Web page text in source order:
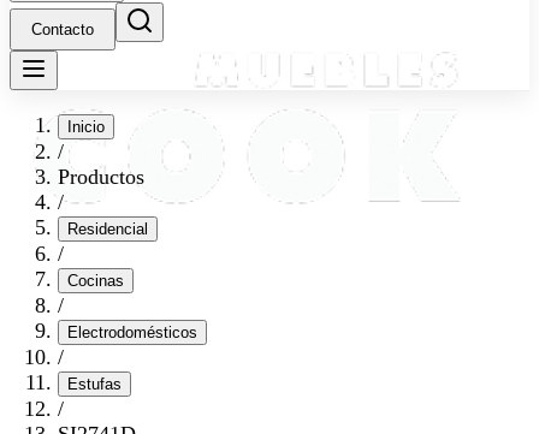
Contacto
Inicio
/
Productos
/
Residencial
/
Cocinas
/
Electrodomésticos
/
Estufas
/